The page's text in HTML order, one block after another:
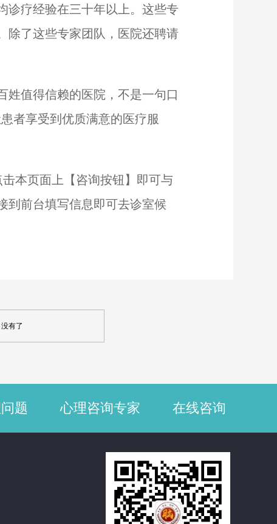
疗经验在三十年以上。这些专
除了这些专家团队，医院还聘请
值得信赖的医院，不是一句口
者享受到优质满意的医疗服
本页面上【咨询按钮】即可与
到前台填写信息即可去诊室候
有了
题 心理咨询专家 在线咨询